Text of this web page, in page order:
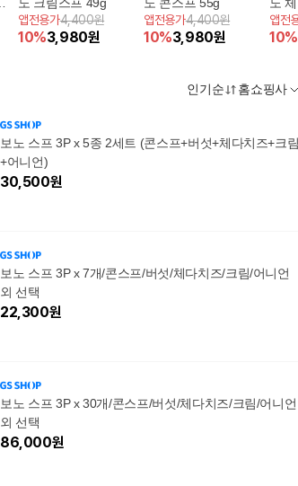
앱전용가4,400원
10%3,980원
앱전용가4,400원
10%3,980원
앱전
10%
인기순 홈쇼핑사
보노 스프 3P x 5종 2세트 (콘스프+버섯+체다치즈+크
+어니언)
30,500원
보노 스프 3P x 7개/콘스프/버섯/체다치즈/크림/어니언
외 선택
22,300원
보노 스프 3P x 30개/콘스프/버섯/체다치즈/크림/어니언
외 선택
86,000원